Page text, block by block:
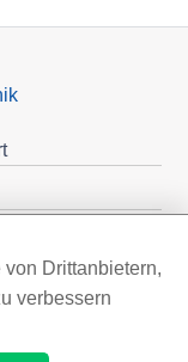
Drittanbietern,
verbessern